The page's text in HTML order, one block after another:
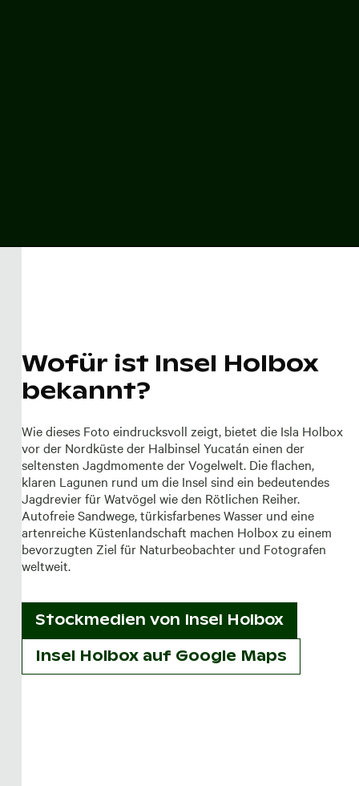
Wofür ist Insel Holbox
bekannt?
Wie dieses Foto eindrucksvoll zeigt, bietet die Isla Holbox
vor der Nordküste der Halbinsel Yucatán einen der
seltensten Jagdmomente der Vogelwelt. Die flachen,
klaren Lagunen rund um die Insel sind ein bedeutendes
Jagdrevier für Watvögel wie den Rötlichen Reiher.
Autofreie Sandwege, türkisfarbenes Wasser und eine
artenreiche Küstenlandschaft machen Holbox zu einem
bevorzugten Ziel für Naturbeobachter und Fotografen
weltweit.
Stockmedien von Insel Holbox
Insel Holbox auf Google Maps